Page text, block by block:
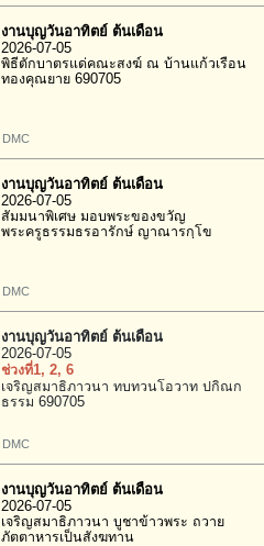
งานบุญวันอาทิตย์ ต้นเดือน
2026-07-05
พิธีตักบาตรแด่คณะสงฆ์ ณ บ้านแก้วเรือน
ทองคุณยาย 690705
DMC
งานบุญวันอาทิตย์ ต้นเดือน
2026-07-05
สัมมนาพิเศษ มอบพระของขวัญ
พระครูธรรมธรอารักษ์ ญาณารกฺโข
DMC
งานบุญวันอาทิตย์ ต้นเดือน
2026-07-05
ช่วงที่1, 2, 6
เจริญสมาธิภาวนา ทบทวนโอวาท ปกิณก
ธรรม 690705
DMC
งานบุญวันอาทิตย์ ต้นเดือน
2026-07-05
เจริญสมาธิภาวนา บูชาข้าวพระ ถวาย
ภัตตาหารเป็นสังฆทาน